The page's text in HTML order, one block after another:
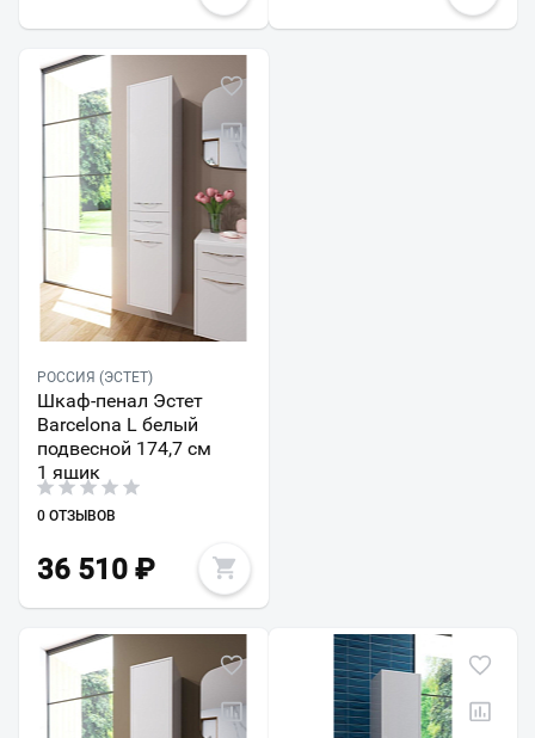
РОССИЯ (ЭСТЕТ)
Шкаф-пенал Эстет
Barcelona L белый
подвесной 174,7 см
1 ящик
0 ОТЗЫВОВ
36 510 ₽